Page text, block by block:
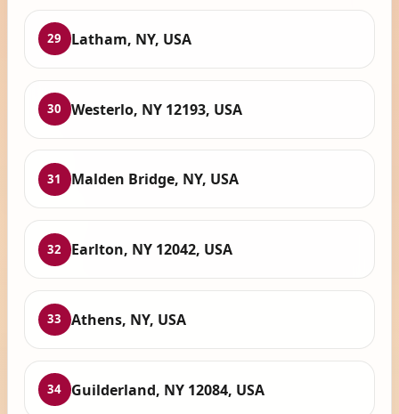
29 Latham, NY, USA
30 Westerlo, NY 12193, USA
31 Malden Bridge, NY, USA
32 Earlton, NY 12042, USA
33 Athens, NY, USA
34 Guilderland, NY 12084, USA